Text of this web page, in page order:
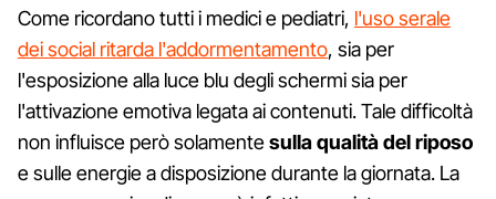
Come ricordano tutti i medici e pediatri, l'uso serale
dei social ritarda l'addormentamento, sia per
l'esposizione alla luce blu degli schermi sia per
l'attivazione emotiva legata ai contenuti. Tale difficoltà
non influisce però solamentesulla qualità del riposo
e sulle energie a disposizione durante la giornata. La